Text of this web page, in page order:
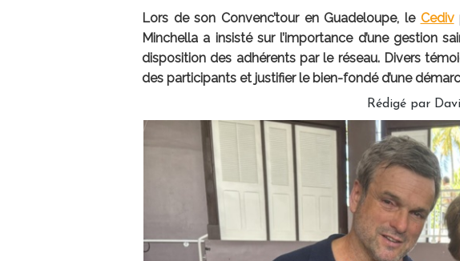
Lors de son Convenc’tour en Guadeloupe, le Cediv
Minchella a insisté sur l’importance d’une gestion
disposition des adhérents par le réseau. Divers
des participants et justifier le bien-fondé d’une
Rédigé par